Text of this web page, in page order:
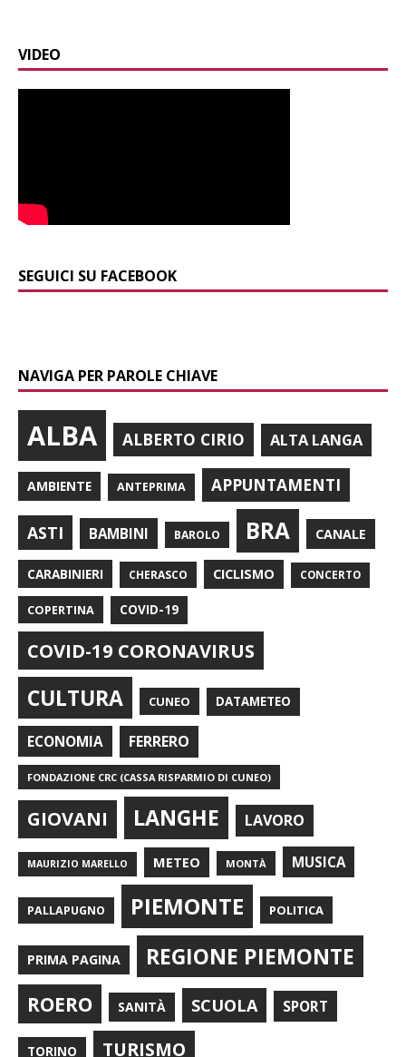
VIDEO
SEGUICI SU FACEBOOK
NAVIGA PER PAROLE CHIAVE
ALBA ALBERTO CIRIO ALTA LANGA
AMBIENTE ANTEPRIMA APPUNTAMENTI
ASTI BAMBINI BAROLO BRA CANALE
CARABINIERI CHERASCO CICLISMO CONCERTO
COPERTINA COVID-19
COVID-19 CORONAVIRUS
CULTURA CUNEO DATAMETEO
ECONOMIA FERRERO
FONDAZIONE CRC (CASSA RISPARMIO DI CUNEO)
GIOVANI LANGHE LAVORO
MAURIZIO MARELLO METEO MONTÀ MUSICA
PALLAPUGNO PIEMONTE POLITICA
PRIMA PAGINA REGIONE PIEMONTE
ROERO SANITÀ SCUOLA SPORT
TORINO TURISMO